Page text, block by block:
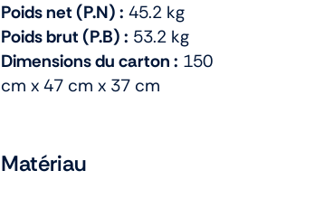
Poids net (P.N) : 45.2 kg
Poids brut (P.B) : 53.2 kg
Dimensions du carton : 150
cm x 47 cm x 37 cm
Matériau